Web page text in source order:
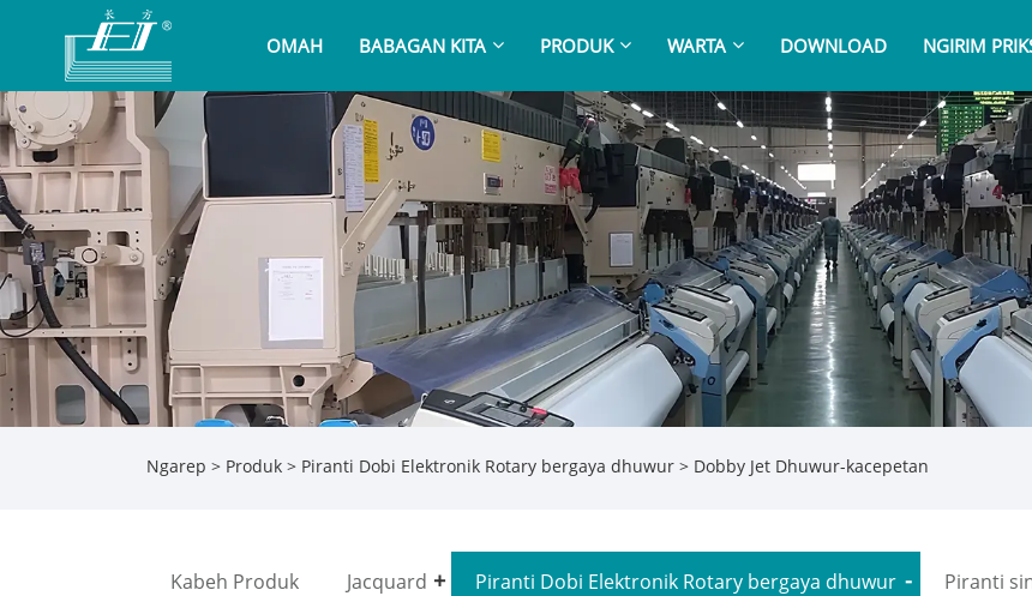
OMAH BABAGAN KITA PRODUK WARTA DOWNLOAD NGIRIM
Ngarep > Produk > Piranti Dobi Elektronik Rotary bergaya dhuwur > Dobby Jet Dhuwur-kacepetan
Kabeh Produk Jacquard Piranti Dobi Elektronik Rotary bergaya dhuwur Piranti